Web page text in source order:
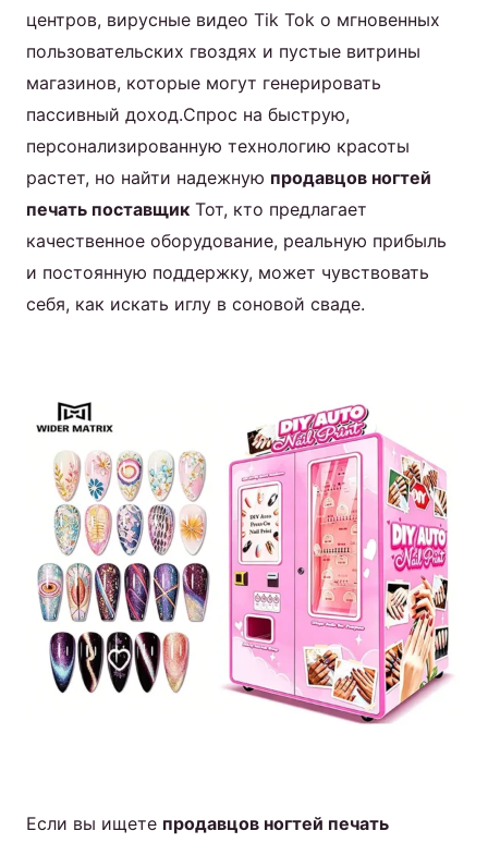
Свяжитесь с нами
Russian
English
Spanish
Arabic
центров, вирусные видео Tik Tok о мгновенных
пользовательских гвоздях и пустые витрины
магазинов, которые могут генерировать
пассивный доход.Спрос на быструю,
персонализированную технологию красоты
растет, но найти надежную продавцов ногтей
печать поставщик Тот, кто предлагает
качественное оборудование, реальную прибыль
и постоянную поддержку, может чувствовать
себя, как искать иглу в соновой сваде.
Если вы ищете продавцов ногтей печать